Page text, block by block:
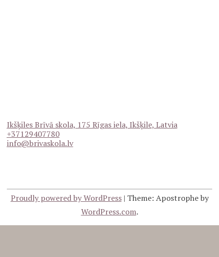
Ikšķiles Brīvā skola, 175 Rīgas iela, Ikšķile, Latvia
+37129407780
info@brivaskola.lv
Proudly powered by WordPress | Theme: Apostrophe by
WordPress.com.